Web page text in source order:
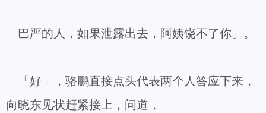
巴严的人，如果泄露出去，阿姨饶不了你」。
「好」，骆鹏直接点头代表两个人答应下来，
向晓东见状赶紧接上，问道，